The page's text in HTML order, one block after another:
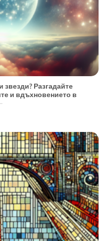
Разгадайте
и вдъхновението в